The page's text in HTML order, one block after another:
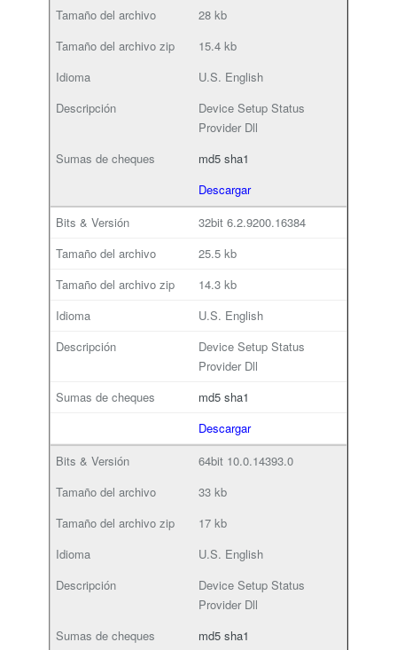
28 kb
15.4 kb
U.S. English
Device Setup Status
Provider Dll
md5 sha1
Descargar
32bit 6.2.9200.16384
25.5 kb
14.3 kb
U.S. English
Device Setup Status
Provider Dll
md5 sha1
Descargar
64bit 10.0.14393.0
33 kb
17 kb
U.S. English
Device Setup Status
Provider Dll
md5 sha1